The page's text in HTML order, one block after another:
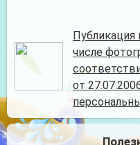
числе
от